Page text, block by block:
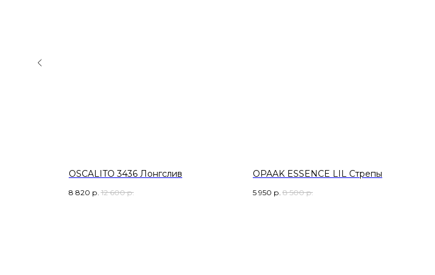
OSCALITO 3436 Лонгслив
8 820 р. 12 600 р.
OPAAK ESSENCE LIL Стрепы
5 950 р. 8 500 р.